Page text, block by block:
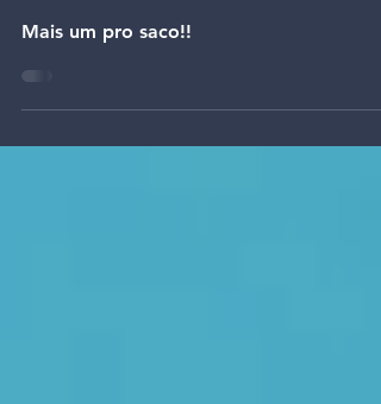
7 de mai.
Mais um pro saco!!